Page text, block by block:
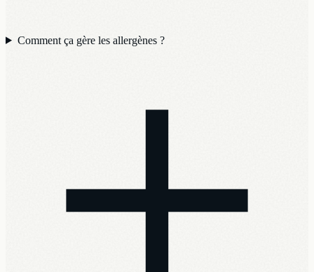
Comment ça gère les allergènes ?